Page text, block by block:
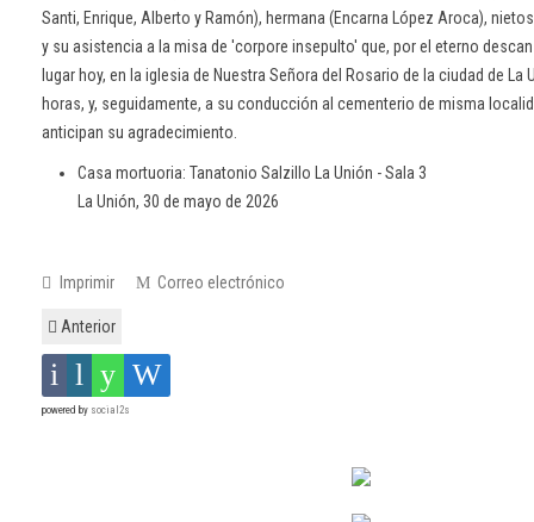
Santi, Enrique, Alberto y Ramón), hermana (Encarna López Aroca),
y su asistencia a la misa de 'corpore insepulto' que, por el eterno
lugar hoy, en la iglesia de Nuestra Señora del Rosario de la ciudad de La
horas, y, seguidamente, a su conducción al cementerio de misma
anticipan su agradecimiento.
Casa mortuoria: Tanatonio Salzillo La Unión - Sala 3
La Unión, 30 de mayo de 2026
Imprimir Correo electrónico
Anterior
powered by social2s